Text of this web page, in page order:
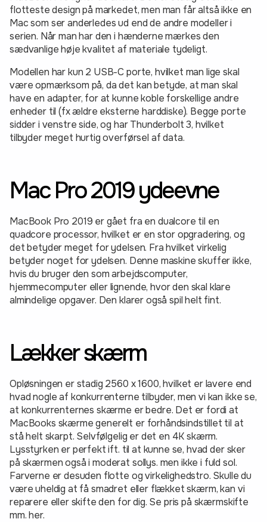
flotteste design på markedet, men man får altså ikke en
Mac som ser anderledes ud end de andre modeller i
serien. Når man har den i hænderne mærkes den
sædvanlige høje kvalitet af materiale tydeligt.
Modellen har kun 2 USB-C porte, hvilket man lige skal
være opmærksom på, da det kan betyde, at man skal
have en adapter, for at kunne koble forskellige andre
enheder til (fx ældre eksterne harddiske). Begge porte
sidder i venstre side, og har Thunderbolt 3, hvilket
tilbyder meget hurtig overførsel af data.
Mac Pro 2019 ydeevne
MacBook Pro 2019 er gået fra en dualcore til en
quadcore processor, hvilket er en stor opgradering, og
det betyder meget for ydelsen. Fra hvilket virkelig
betyder noget for ydelsen. Denne maskine skuffer ikke,
hvis du bruger den som arbejdscomputer,
hjemmecomputer eller lignende, hvor den skal klare
almindelige opgaver. Den klarer også spil helt fint.
Lækker skærm
Opløsningen er stadig 2560 x 1600, hvilket er lavere end
hvad nogle af konkurrenterne tilbyder, men vi kan ikke se,
at konkurrenternes skærme er bedre. Det er fordi at
MacBooks skærme generelt er forhåndsindstillet til at
stå helt skarpt. Selvfølgelig er det en 4K skærm.
Lysstyrken er perfekt ift. til at kunne se, hvad der sker
på skærmen også i moderat sollys. men ikke i fuld sol.
Farverne er desuden flotte og virkelighedstro. Skulle du
være uheldig at få smadret eller flækket skærm, kan vi
reparere eller skifte den for dig. Se pris på skærmskifte
mm. her.